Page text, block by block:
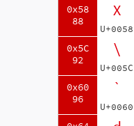
0x58
88
0x5C
92
0x60
96
X
U+0058
\
U+005C
`
U+0060